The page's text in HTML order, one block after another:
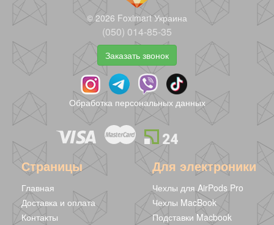
© 2026 Foximart Украина
(050) 014-85-35
Заказать звонок
Обработка персональных данных
Страницы
Главная
Доставка и оплата
Контакты
Для электроники
Чехлы для AirPods Pro
Чехлы MacBook
Подставки Macbook